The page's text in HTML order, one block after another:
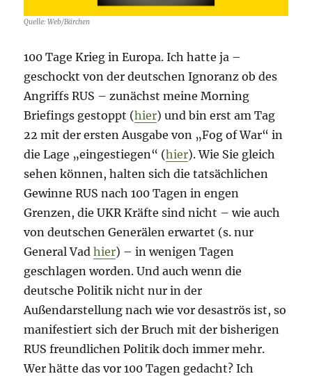
Quelle: Web/Bärchen
100 Tage Krieg in Europa. Ich hatte ja –
geschockt von der deutschen Ignoranz ob des
Angriffs RUS – zunächst meine Morning
Briefings gestoppt (hier) und bin erst am Tag
22 mit der ersten Ausgabe von „Fog of War“ in
die Lage „eingestiegen“ (hier). Wie Sie gleich
sehen können, halten sich die tatsächlichen
Gewinne RUS nach 100 Tagen in engen
Grenzen, die UKR Kräfte sind nicht – wie auch
von deutschen Generälen erwartet (s. nur
General Vadhier) – in wenigen Tagen
geschlagen worden. Und auch wenn die
deutsche Politik nicht nur in der
Außendarstellung nach wie vor desaströs ist, so
manifestiert sich der Bruch mit der bisherigen
RUS freundlichen Politik doch immer mehr.
Wer hätte das vor 100 Tagen gedacht? Ich